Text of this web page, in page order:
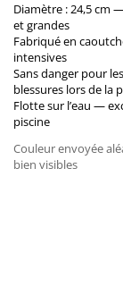
Diamètre : 24,5 cm
et grandes
Fabriqué en
intensives
Sans danger pour
blessures lors de la
Flotte sur l’eau —
piscine
Couleur envoyée
bien visibles